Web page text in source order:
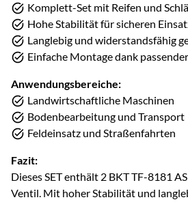
Komplett-Set mit Reifen und
Hohe Stabilität für sicheren
Langlebig und widerstandsfähig
Einfache Montage dank
Anwendungsbereiche:
Landwirtschaftliche Maschinen
Bodenbearbeitung und Transport
Feldeinsatz und Straßenfahrten
Fazit:
Dieses SET enthält 2 BKT TF-8181
Ventil. Mit hoher Stabilität und